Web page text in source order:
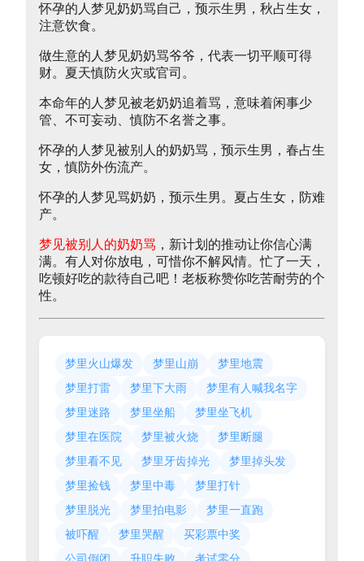
怀孕的人梦见奶奶骂自己，预示生男，秋占生女，
注意饮食。
做生意的人梦见奶奶骂爷爷，代表一切平顺可得
财。夏天慎防火灾或官司。
本命年的人梦见被老奶奶追着骂，意味着闲事少
管、不可妄动、慎防不名誉之事。
怀孕的人梦见被别人的奶奶骂，预示生男，春占生
女，慎防外伤流产。
怀孕的人梦见骂奶奶，预示生男。夏占生女，防难
产。
梦见被别人的奶奶骂 ，新计划的推动让你信心满
满。有人对你放电，可惜你不解风情。忙了一天，
吃顿好吃的款待自己吧！老板称赞你吃苦耐劳的个
性。
梦里火山爆发 梦里山崩
梦里地震
梦里打雷
梦里下大雨
梦里有人喊我名字
梦里迷路
梦里坐船
梦里坐飞机
梦里在医院
梦里被火烧
梦里断腿
梦里看不见
梦里牙齿掉光
梦里掉头发
梦里捡钱
梦里中毒
梦里打针
梦里脱光
梦里拍电影
梦里一直跑
被吓醒
梦里哭醒
买彩票中奖
公司倒闭
升职失败 考试零分